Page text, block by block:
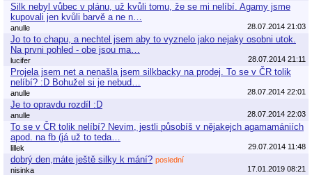
Silk nebyl vůbec v plánu, už kvůli tomu, že se mi nelíbí. Agamy jsme
kupovali jen kvůli barvě a ne n…
anulle 28.07.2014 21:03
Jo to to chapu, a nechtel jsem aby to vyznelo jako nejaky osobni utok.
Na prvni pohled - obe jsou ma…
lucifer 28.07.2014 21:11
Projela jsem net a nenašla jsem silkbacky na prodej. To se v ČR tolik
nelíbí? :D Bohužel si je nebud…
anulle 28.07.2014 22:01
Je to opravdu rozdíl :D
anulle 28.07.2014 22:03
To se v ČR tolik nelíbí? Nevim, jestli působíš v nějakejch agamamániích
apod. na fb (já už to teda…
lillek 29.07.2014 11:48
dobrý den,máte ještě silky k mání? poslední
nisinka
17.01.2019 08:21